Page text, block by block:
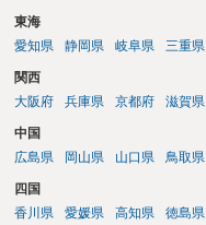
東海
愛知県
静岡県 岐阜県 三重県
関西
大阪府
兵庫県 京都府 滋賀県
中国
広島県
岡山県 山口県 鳥取県
四国
香川県
愛媛県 高知県 徳島県